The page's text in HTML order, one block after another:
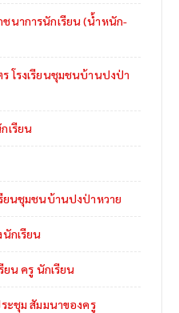
นาการนักเรียน (น้ำหนัก-
โรงเรียนชุมชนบ้านปงป่า
เรียน
ยนชุมชนบ้านปงป่าหวาย
นักเรียน
ยน ครู นักเรียน
ะชุม สัมมนาของครู